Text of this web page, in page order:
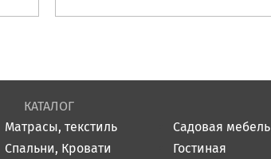
КАТАЛОГ
Матрасы, текстиль
Спальни, Кровати
Садовая мебель
Гостиная